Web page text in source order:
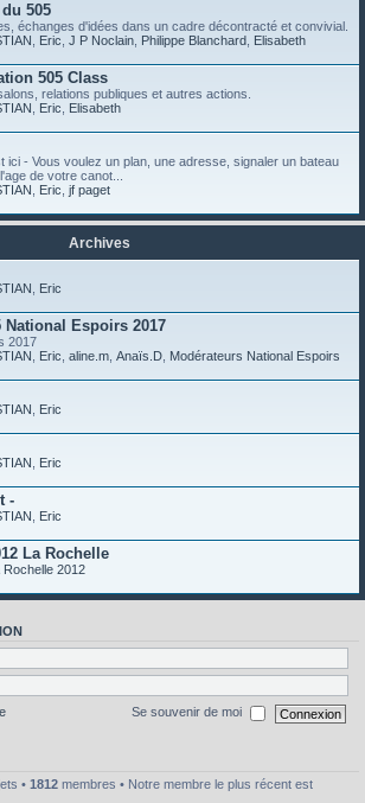
505
échanges d'idées dans un cadre décontracté et convivial.
Eric J P Noclain Philippe Blanchard Elisabeth
505 Class
relations publiques et autres actions.
Eric
Elisabeth
ici - Vous voulez un plan, une adresse, signaler un bateau
de votre canot...
Eric jf paget
Archives
Eric
National Espoirs 2017
2017
Eric aline.m Anaïs.D Modérateurs National Espoirs
Eric
Eric
-
Eric
La Rochelle
Rochelle 2012
Se souvenir de moi
• 1812 membres • Notre membre le plus récent est